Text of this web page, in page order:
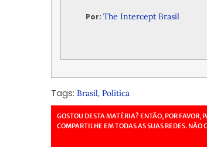
Por: The Intercept Brasil
Tags: Brasil, Política
GOSTOU DESTA MATÉRIA? ENTÃO, POR FAVOR,
COMPARTILHE EM TODAS AS SUAS REDES. NÃO